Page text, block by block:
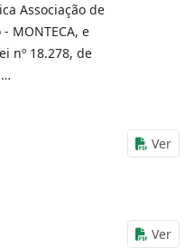
Associação de
MONTECA, e
nº 18.278, de
Ver
Ver